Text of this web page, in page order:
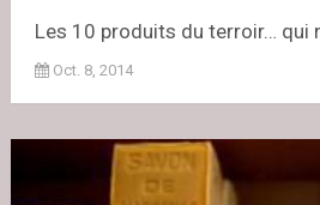
Les 10 produits du terroir… qui
Oct. 8, 2014